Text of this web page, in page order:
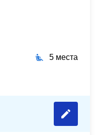
5 места